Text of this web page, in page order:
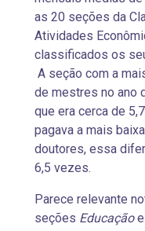
as 20 seções da
Atividades
classificados os
A seção com a
de mestres no ano
que era cerca de
pagava a mais
doutores, essa
6,5 vezes.
Parece relevante
seções Educaçãoe